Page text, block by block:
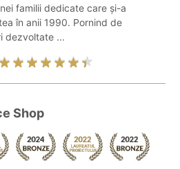
familii dedicate care și-a
în anii 1990. Pornind de
dezvoltate ...
Shop